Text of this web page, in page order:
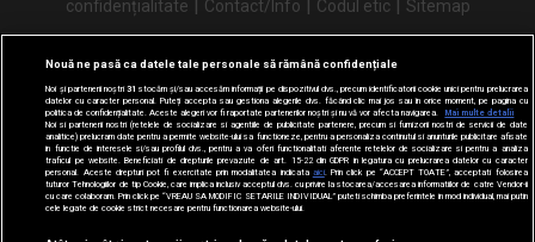
confidențialitate | Contact/Info | Codul etic | Sitemap
Urmărește-ne și pe
Nouă ne pasă ca datele tale personale să rămână confidențiale
Noi și partenerii noștri31 stocăm și/sau accesăm informații pe dispozitivul dvs., precum identificatorii cookie unici pentru prelucrarea
datelor cu caracter personal. Puteți accepta sau gestiona alegerile dvs. făcând clic mai jos sau în orice moment, pe pagina cu
politica de confidențialitate. Aceste alegeri vor fi raportate partenerilor noștri și nu vă vor afecta navigarea.
Mai multe detalii
Noi si partenerii nostri (retelele de socializare si agentiile de publicitate partenere, precum si furnizorii nostri de servicii de date
analitice) prelucram date pentru a permite website-ului sa functioneze, pentru a personaliza continutul si anunturile publicitare afisate
in functie de interesele si/sau profilul dvs., pentru a va oferi functionalitati aferente retelelor de socializare si pentru a analiza
traficul pe website. Beneficiati de drepturile prevazute de art. 15-22 din GDPR in legatura cu prelucrarea datelor cu caracter
personal. Aceste drepturi pot fi exercitate prin modalitatea indicata aici. Prin click pe “ACCEPT TOATE”, acceptati folosirea
tuturor Tehnologiilor de tip Cookie, care implica inclusiv acceptul dvs. cu privire la stocarea/accesarea informatiilor de catre Vendor-ii
cu care colaboram. Prin click pe “VREAU SA MODIFIC SETARILE INDIVIDUAL” puteti schimba preferintele in mod individual, mai putin
cele legate de cookie strict necesare pentru functionarea website-ului.